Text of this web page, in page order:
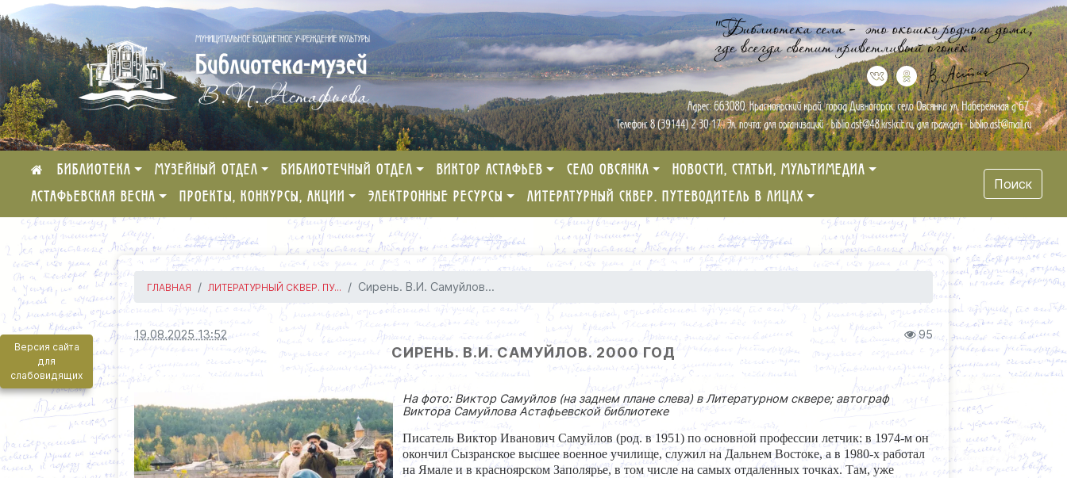
Версия сайта
для
слабовидящих
БИБЛИОТЕКА МУЗЕЙНЫЙ ОТДЕЛ БИБЛИОТЕЧНЫЙ ОТДЕЛ ВИКТОР АСТАФЬЕВ СЕЛО ОВСЯНКА НОВОСТИ, СТАТЬИ, МУЛЬТИМЕДИА
АСТАФЬЕВСКАЯ ВЕСНА ПРОЕКТЫ, КОНКУРСЫ, АКЦИИ ЭЛЕКТРОННЫЕ РЕСУРСЫ ЛИТЕРАТУРНЫЙ СКВЕР. ПУТЕВОДИТЕЛЬ В ЛИЦАХ
Поиск
ГЛАВНАЯ ЛИТЕРАТУРНЫЙ СКВЕР. ПУ... Сирень. В.И. Самуйлов...
19.08.2025 13:52 95
СИРЕНЬ. В.И. САМУЙЛОВ. 2000 ГОД
На фото: Виктор Самуйлов (на заднем плане слева) в Литературном сквере; автограф
Виктора Самуйлова Астафьевской библиотеке
Писатель Виктор Иванович Самуйлов (род. в 1951) по основной профессии летчик: в 1974-м он
окончил Сызранское высшее военное училище, служил на Дальнем Востоке, а в 1980-х работал
на Ямале и в красноярском Заполярье, в том числе на самых отдаленных точках. Там, уже